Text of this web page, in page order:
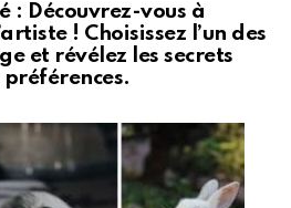
: Découvrez-vous à
! Choisissez l’un des
et révélez les secrets